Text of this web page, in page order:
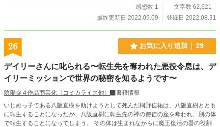
と信じて疑わない、勘違いした勇者の無双冒険譚。 ・本来の主人公は荷物持ち
・主人公は追放する側の勇者に転生 ・ざまぁフラグを無自覚回避して無双する
感想数 1
文字数 62,621
最終更新日 2022.09.09
登録日 2022.08.31
26 お気に入り追加 29
デイリーさんに叱られる〜転生先を奪われた悪役令息は、デ
イリーミッションで世界の秘密を知るようです〜
陰陽＠４作品商業化（コミカライズ他）
書籍情報
いじめっ子である八阪直樹を助けようとして死んだ桐野佳祐は、八阪直樹ととも
に転生することになったが、八阪直樹に転生先の神の使徒の座を奪われ、別の体
で転生することになってしまう。 その体は生まれながらに魔王復活の器の役割